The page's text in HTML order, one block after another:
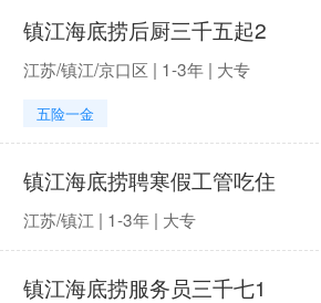
镇江海底捞后厨三千五起2
江苏/镇江/京口区 | 1-3年 | 大专
五险一金
镇江海底捞聘寒假工管吃住
江苏/镇江 | 1-3年 | 大专
镇江海底捞服务员三千七1